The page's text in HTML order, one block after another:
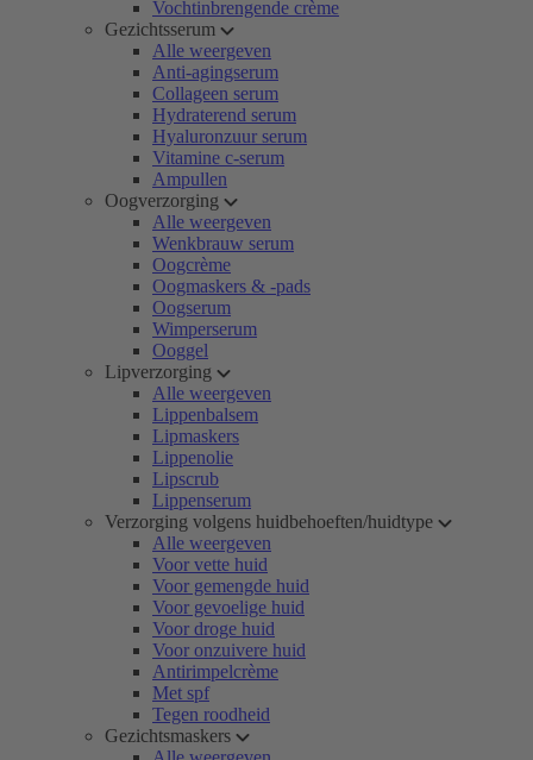
Vochtinbrengende crème
Gezichtsserum
Alle weergeven
Anti-agingserum
Collageen serum
Hydraterend serum
Hyaluronzuur serum
Vitamine c-serum
Ampullen
Oogverzorging
Alle weergeven
Wenkbrauw serum
Oogcrème
Oogmaskers & -pads
Oogserum
Wimperserum
Ooggel
Lipverzorging
Alle weergeven
Lippenbalsem
Lipmaskers
Lippenolie
Lipscrub
Lippenserum
Verzorging volgens huidbehoeften/huidtype
Alle weergeven
Voor vette huid
Voor gemengde huid
Voor gevoelige huid
Voor droge huid
Voor onzuivere huid
Antirimpelcrème
Met spf
Tegen roodheid
Gezichtsmaskers